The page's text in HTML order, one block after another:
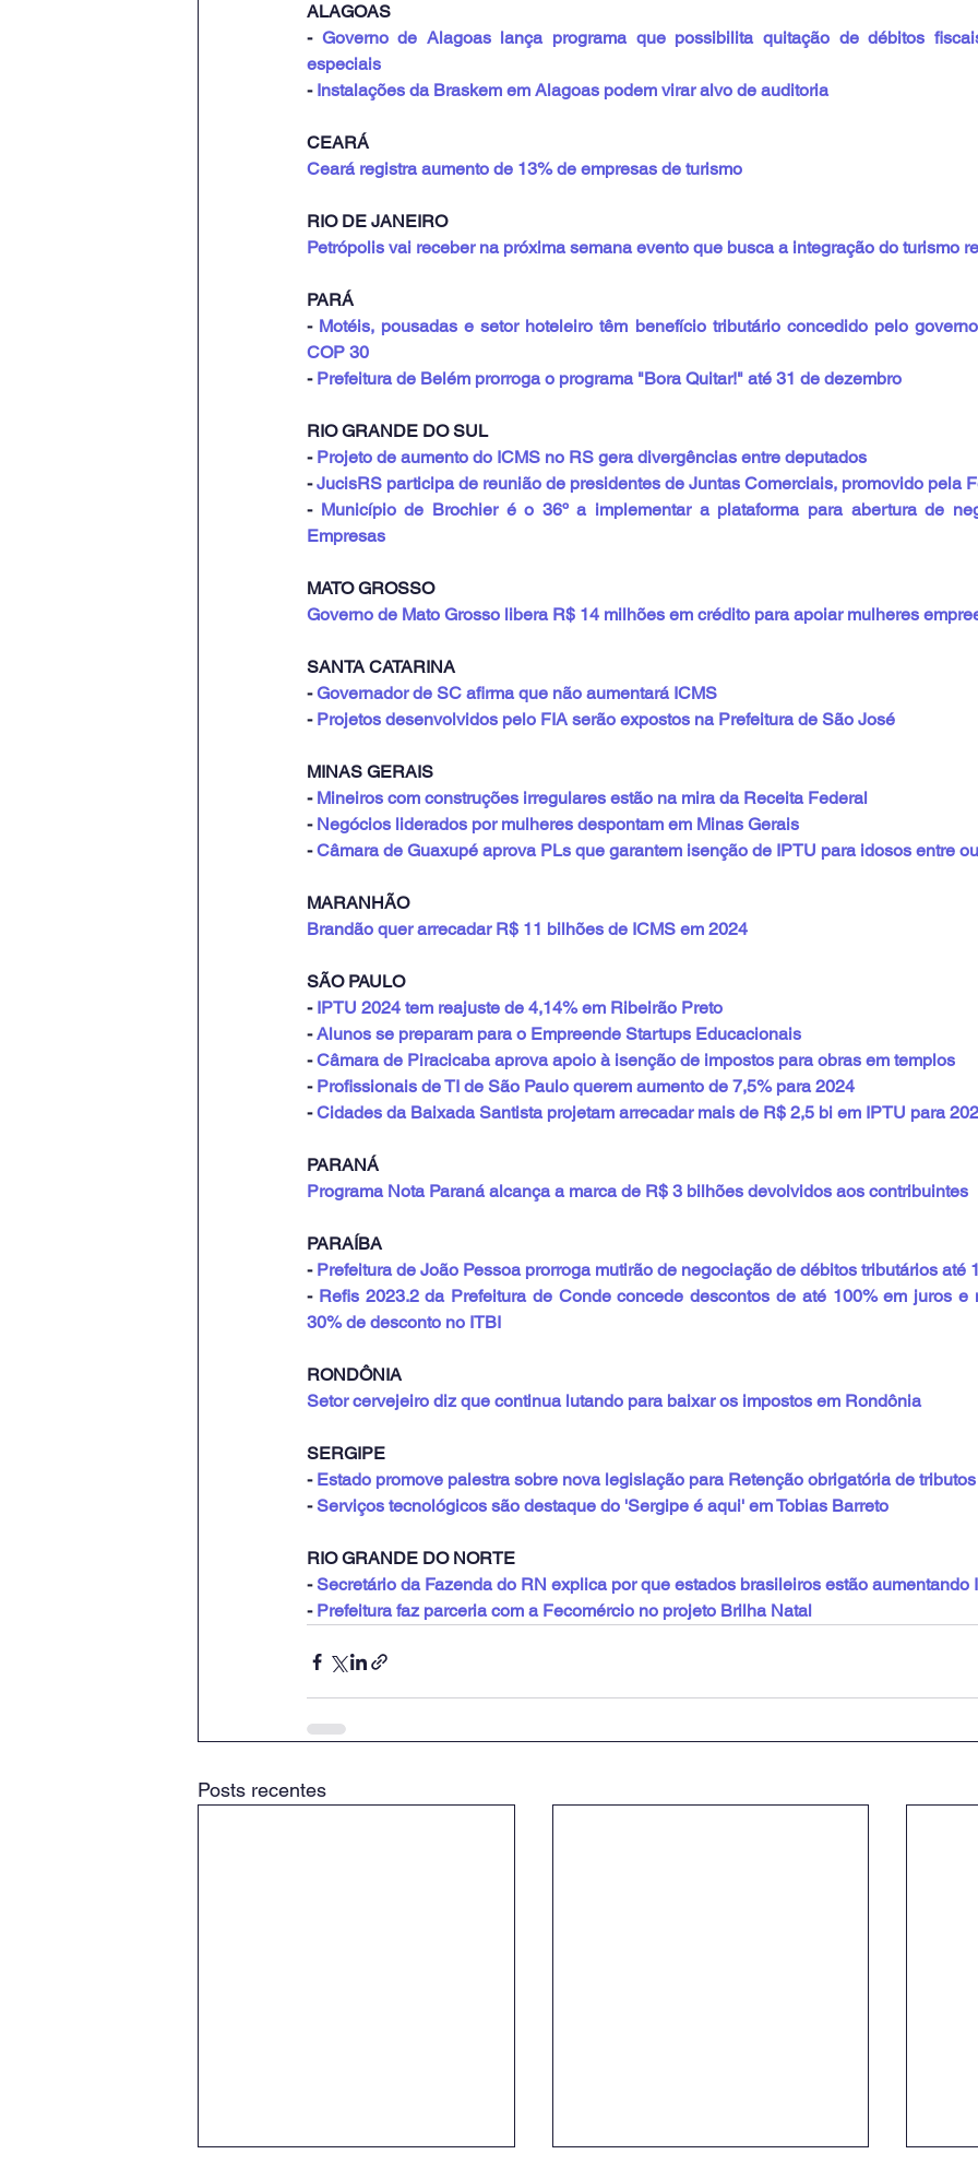
ALAGOAS
- Governo de Alagoas lança programa que possibilita quitação de débitos
especiais
- Instalações da Braskem em Alagoas podem virar alvo de auditoria
CEARÁ
Ceará registra aumento de 13% de empresas de turismo
RIO DE JANEIRO
Petrópolis vai receber na próxima semana evento que busca a integração do turismo
PARÁ
- Motéis, pousadas e setor hoteleiro têm benefício tributário concedido pelo
COP 30
- Prefeitura de Belém prorroga o programa "Bora Quitar!" até 31 de dezembro
RIO GRANDE DO SUL
- Projeto de aumento do ICMS no RS gera divergências entre deputados
- JucisRS participa de reunião de presidentes de Juntas Comerciais, promovido pela
- Município de Brochier é o 36º a implementar a plataforma para abertura de
Empresas
MATO GROSSO
Governo de Mato Grosso libera R$ 14 milhões em crédito para apoiar mulheres
SANTA CATARINA
- Governador de SC afirma que não aumentará ICMS
- Projetos desenvolvidos pelo FIA serão expostos na Prefeitura de São José
MINAS GERAIS
- Mineiros com construções irregulares estão na mira da Receita Federal
- Negócios liderados por mulheres despontam em Minas Gerais
- Câmara de Guaxupé aprova PLs que garantem isenção de IPTU para idosos entre
MARANHÃO
Brandão quer arrecadar R$ 11 bilhões de ICMS em 2024
SÃO PAULO
- IPTU 2024 tem reajuste de 4,14% em Ribeirão Preto
- Alunos se preparam para o Empreende Startups Educacionais
- Câmara de Piracicaba aprova apoio à isenção de impostos para obras em templos
- Profissionais de TI de São Paulo querem aumento de 7,5% para 2024
- Cidades da Baixada Santista projetam arrecadar mais de R$ 2,5 bi em IPTU para
PARANÁ
Programa Nota Paraná alcança a marca de R$ 3 bilhões devolvidos aos contribuintes
PARAÍBA
- Prefeitura de João Pessoa prorroga mutirão de negociação de débitos tributários até
- Refis 2023.2 da Prefeitura de Conde concede descontos de até 100% em juros e
30% de desconto no ITBI
RONDÔNIA
Setor cervejeiro diz que continua lutando para baixar os impostos em Rondônia
SERGIPE
- Estado promove palestra sobre nova legislação para Retenção obrigatória de tributos
- Serviços tecnológicos são destaque do 'Sergipe é aqui' em Tobias Barreto
RIO GRANDE DO NORTE
- Secretário da Fazenda do RN explica por que estados brasileiros estão aumentando
- Prefeitura faz parceria com a Fecomércio no projeto Brilha Natal
Posts recentes